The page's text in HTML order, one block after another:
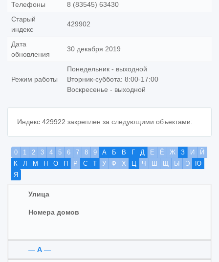
Телефоны
8 (83545) 63430
Старый
индекс
429902
Дата
обновления
30 декабря 2019
Режим работы
Понедельник - выходной
Вторник-суббота: 8:00-17:00
Воскресенье - выходной
Индекс 429922 закреплен за следующими объектами:
0 1 2 3 4 5 6 7 8 9 А Б В Г Д Е Ё Ж З И
Й
К
Л М Н О П Р С Т У Ф Х Ц Ч Ш Щ Ы Э
Ю
Я
Улица
Номера домов
— А —